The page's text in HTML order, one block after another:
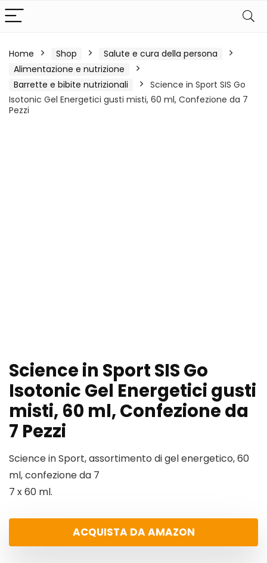
Home Shop
Salute e cura della persona
Alimentazione e nutrizione
Barrette e bibite nutrizionali
Science in Sport SIS Go
Isotonic Gel Energetici gusti misti, 60 ml, Confezione da 7
Pezzi
Science in Sport SIS Go
Isotonic Gel Energetici gusti
misti, 60 ml, Confezione da
7 Pezzi
Science in Sport, assortimento di gel energetico, 60
ml, confezione da 7
7 x 60 ml.
ACQUISTA DA AMAZON